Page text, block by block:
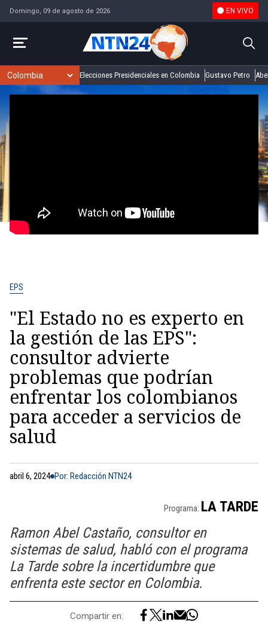
Domingo, 09 de agosto de 2026 EN VIVO
Elecciones Presidenciales en Colombia Gustavo Petro
EPS
"El Estado no es experto en
la gestión de las EPS":
consultor advierte
problemas que podrían
enfrentar los colombianos
para acceder a servicios de
salud
abril 6, 2024 Por: Redacción NTN24
Programa: LA TARDE
Ramon Abel Castaño, consultor en
sistemas de salud, habló con el programa
La Tarde sobre la incertidumbre que
enfrenta este sector en Colombia.
Compartir en: